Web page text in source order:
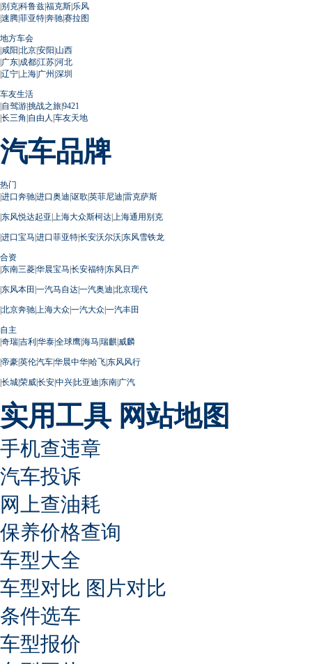
|别克|科鲁兹|福克斯|乐风
|速腾|菲亚特|奔驰|赛拉图
地方车会
|咸阳|北京|安阳|山西
|广东|成都|江苏|河北
|辽宁| 上海|广州 |深圳
车友生活
|自驾游|挑战之旅|9421
|长三角 |自由人 |车友天地
汽车品牌
热门
|进口奔驰|进口奥迪|讴歌|英菲尼迪|雷克萨斯
|东风悦达起亚| 上海大众斯柯达| 上海通用别克
|进口宝马|进口菲亚特|长安沃尔沃|东风雪铁龙
合资
|东南三菱|华晨宝马|长安福特|东风日产
|东风本田 |一汽马自达|一汽奥迪|北京现代
|北京奔驰| 上海大众|一汽大众|一汽丰田
自主
|奇瑞|吉利|华泰|全球鹰|海马|瑞麒|威麟
|帝豪|英伦汽车|华晨中华|哈飞|东风风行
|长城|荣威|长安|中兴|比亚迪|东南|广汽
实用工具 网站地图
手机查违章
汽车投诉
网上查油耗
保养价格查询
车型大全
车型对比 图片对比
条件选车
车型报价